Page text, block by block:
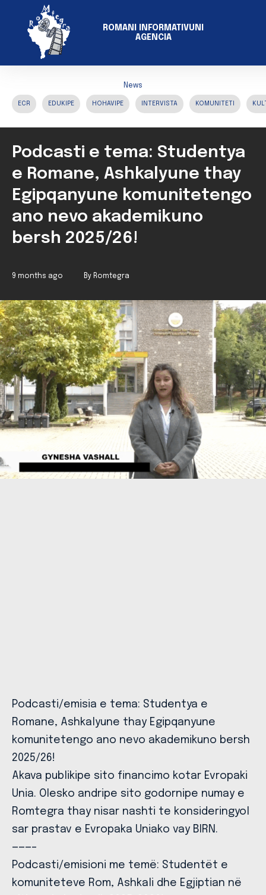
ROMANI INFORMATIVUNI
AGENCIA
News
ECR EDUKIPE HOHAVIPE INTERVISTA KOMUNITETI
Podcasti e tema: Studentya
e Romane, Ashkalyune thay
Egipqanyune komunitetengo
ano nevo akademikuno
bersh 2025/26!
9 months ago By Romtegra
Podcasti/emisia e tema: Studentya e
Romane, Ashkalyune thay Egipqanyune
komunitetengo ano nevo akademikuno bersh
2025/26!
Akava publikipe sito financimo kotar Evropaki
Unia. Olesko andripe sito godornipe numay e
Romtegra thay nisar nashti te konsideringyol
sar prastav e Evropaka Uniako vay BIRN.
———–
Podcasti/emisioni me temë: Studentët e
komuniteteve Rom, Ashkali dhe Egjiptian në